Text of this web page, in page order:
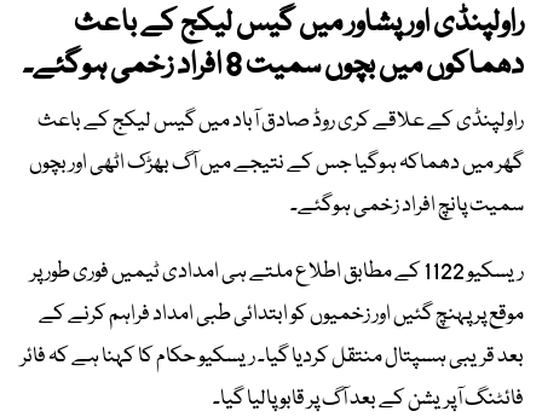
راولپنڈی اور پشاور میں گیس لیکج کے باعث
دھماکوں میں بچوں سمیت 8 افراد زخمی ہوگئے۔
راولپنڈی کے علاقے کری روڈ صادق آباد میں گیس لیکج کے باعث
گھر میں دھماکہ ہوگیا جس کے نتیجے میں آگ بھڑک اٹھی اور بچوں
سمیت پانچ افراد زخمی ہوگئے۔
ریسکیو 1122 کے مطابق اطلاع ملتے ہی امدادی ٹیمیں فوری طور پر
موقع پر پہنچ گئیں اور زخمیوں کو ابتدائی طبی امداد فراہم کرنے کے
بعد قریبی ہسپتال منتقل کردیا گیا۔ ریسکیو حکام کا کہنا ہے کہ فائر
فائٹنگ آپریشن کے بعد آگ پر قابو پالیا گیا۔